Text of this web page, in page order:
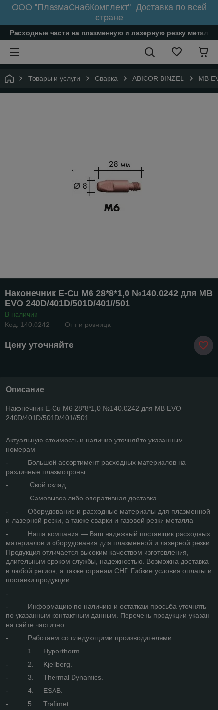
ООО "ПлазмаСнабКомплект" Доставка по всей
стране
Расходные части на плазменную и лазерную резку
Товары и услуги Сварка ABICOR BINZEL MB
Наконечник E-Cu M6 28*8*1,0 №140.0242 для MB
EVO 240D/401D/501D/401//501
В наличии
Код: 140.0242
Опт и розница
Цену уточняйте
Описание
Наконечник E-Cu M6 28*8*1,0 №140.0242 для MB EVO
240D/401D/501D/401//501
Актуальную стоимость и наличие уточняйте указанным
номерам.
- Большой ассортимент расходных материалов на
различные плазмотроны
- Свой склад
- Самовывоз либо оперативная доставка
- Оборудование и расходные материалы для плазменной
и лазерной резки, а также сварки и газовой резки металла
- Наша компания — Ваш надежный поставщик расходных
материалов и оборудования для плазменной и лазерной резки.
Продукция отличается высоким качеством изготовления,
длительным сроком службы, надежностью. Возможна доставка
в любой регион, а также странам СНГ. Гибкие условия оплаты и
поставки продукции.
-
- Информацию по наличию и остаткам просьба уточнять
по указанным контактным данным. Перечень продукции указан
на сайте частично.
- Работаем со следующими производителями:
- 1. Hypertherm.
- 2. Kjellberg.
- 3. Thermal Dynamics.
- 4. ESAB.
- 5. Trafimet.